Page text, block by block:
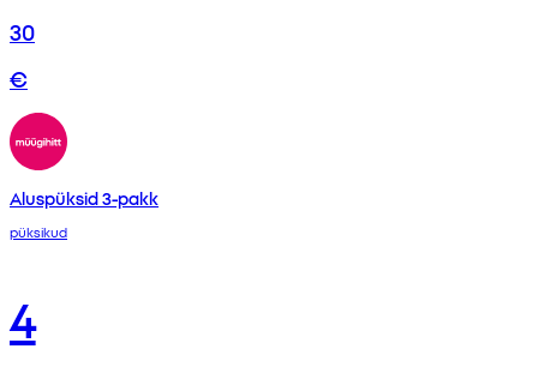
30
€
Aluspüksid 3-pakk
püksikud
4